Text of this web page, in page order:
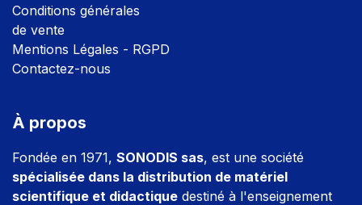
Conditions générales
de vente
Mentions Légales - RGPD
Contactez-nous
À propos
Fondée en 1971, SONODIS sas, est une société
spécialisée dans la distribution de matériel
scientifique et didactique destiné à l'enseignement